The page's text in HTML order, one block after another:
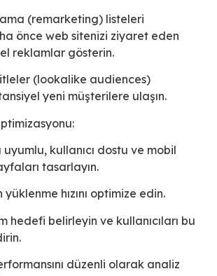
(remarketing) listeleri
önce web sitenizi ziyaret eden
reklamlar gösterin.
(lookalike audiences)
yeni müşterilere ulaşın.
uyumlu, kullanıcı dostu ve mobil
tasarlayın.
yüklenme hızını optimize edin.
hedefi belirleyin ve kullanıcıları bu
düzenli olarak analiz